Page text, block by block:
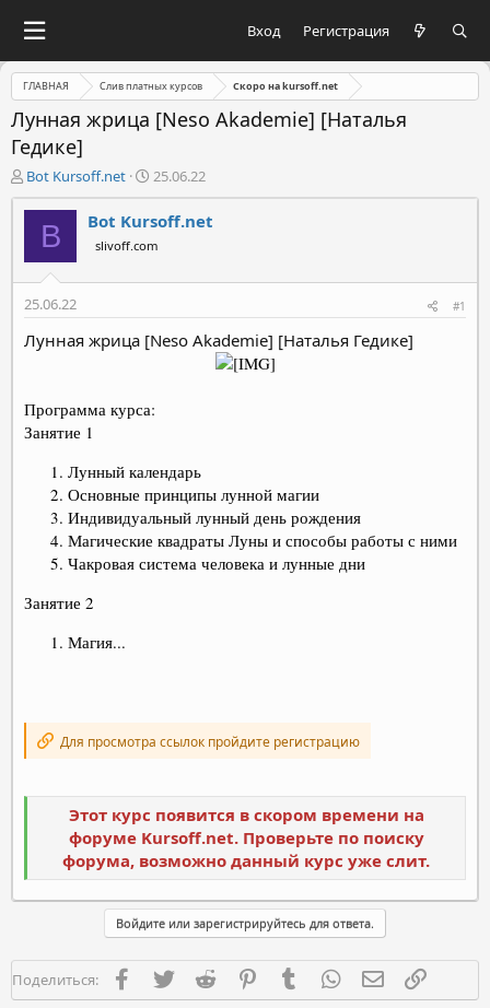
Вход Регистрация
ГЛАВНАЯ Слив платных курсов Скоро на kursoff.net
Лунная жрица [Neso Akademie] [Наталья
Гедике]
А
в
т
м
ы
Bot Kursoff.net
Д
а
т
а
н
а
л
а
25.06.22
B Bot Kursoff.net
slivoff.com
25.06.22 #1
Лунная жрица [Neso Akademie] [Наталья Гедике]
Программа курса:
Занятие 1
Лунный календарь
Основные принципы лунной магии
Индивидуальный лунный день рождения
Магические квадраты Луны и способы работы с ними
Чакровая система человека и лунные дни
Занятие 2
Магия...
Для просмотра ссылок пройдите регистрацию
Этот курс появится в скором времени на
форуме Kursoff.net. Проверьте по поиску
форума, возможно данный курс уже слит.
Войдите или зарегистрируйтесь для ответа.
Поделиться: FacebookTwitter Reddit PinterestTumblr WhatsAppЭлектронная